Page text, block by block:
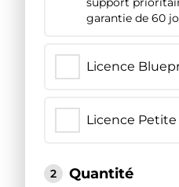
garantie de 60
Licence
Licence
2 Quantité